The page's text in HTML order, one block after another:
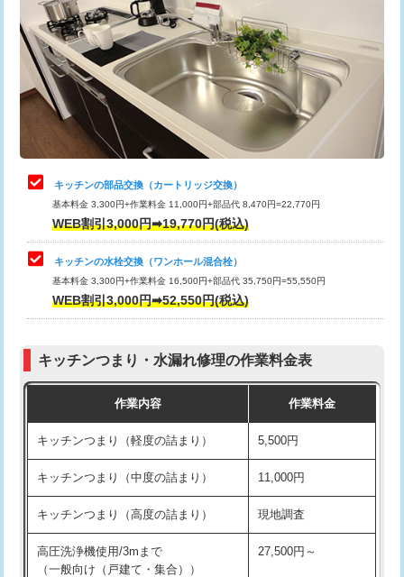
給水管工事※（支持金具設置) 5,500円
給水管工事※（保温材使用（バンド止
め込み）)
5,500円
給水管工事※（土の掘削・埋め戻し作
11,000円
給水管工事※（塩ビ管（VP・HI）使
用/3ｍまで)
給水管工事※（塩ビ管（VP・HI）使
用（追加）/3ｍ超え)
給水管工事※（ライニング鋼管・銅
管・ポリ管・HT管使用/3ｍまで)
44,000円
管・ポリ管・HT管使用/3ｍ超え)
排水管工事（土の掘削・埋め戻し作
11,000円~
排水管工事（排水管工事/3ｍまで） 55,000円
排水管工事（追加 排水管工事/3ｍ超
+11,000円
マス交換（土の掘削・埋め戻し作業）
カメラ調査 33,000円
桝清掃 8,800円
止水・漏水調査・防水処理・清掃・修
理・調整・分解・加工など（軽作業）
11,000円
止水・漏水調査・防水処理・清掃・修
理・調整・分解・加工など（中作業）
22,000円
止水・漏水調査・防水処理・清掃・修
理・調整・分解・加工など（重作業）
33,000円
お風呂タンク脱着
その他部品の脱着
式・ワンホール）)
交換・取付(排水栓・排水トラップ
22,000円+材料費
キッチンの部品交換（カートリッジ交換）
基本料金 3,300円+作業料金 11,000円+部品代 8,470円=22,770円
WEB割引3,000円➡19,770円(税込)
キッチンの水栓交換（ワンホール混合栓）
基本料金 3,300円+作業料金 16,500円+部品代 35,750円=55,550円
WEB割引3,000円➡52,550円(税込)
キッチンつまり・水漏れ修理の作業料金表
作業内容 作業料金
キッチンつまり（軽度の詰まり） 5,500円
キッチンつまり（中度の詰まり） 11,000円
キッチンつまり（高度の詰まり） 現地調査
高圧洗浄機使用/3mまで
（一般向け（戸建て・集合））
27,500円～